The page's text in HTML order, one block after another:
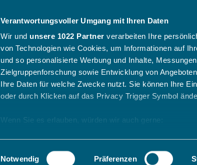
Verantwortungsvoller Umgang mit Ihren Daten
Wir und unsere 1022 Partner verarbeiten Ihre
von Technologien wie Cookies, um Informationen auf
und so personalisierte Werbung und Inhalte,
Zielgruppenforschung sowie Entwicklung von
Ihre Daten für welche Zwecke nutzt. Sie können Ihre
oder durch Klicken auf das Privacy Trigger Symbol
Wenn Sie es erlauben, würden wir auch gerne:
Ihr Gerät durch aktives Scannen nach
Einwilligungsauswahl
Notwendig Präferenzen